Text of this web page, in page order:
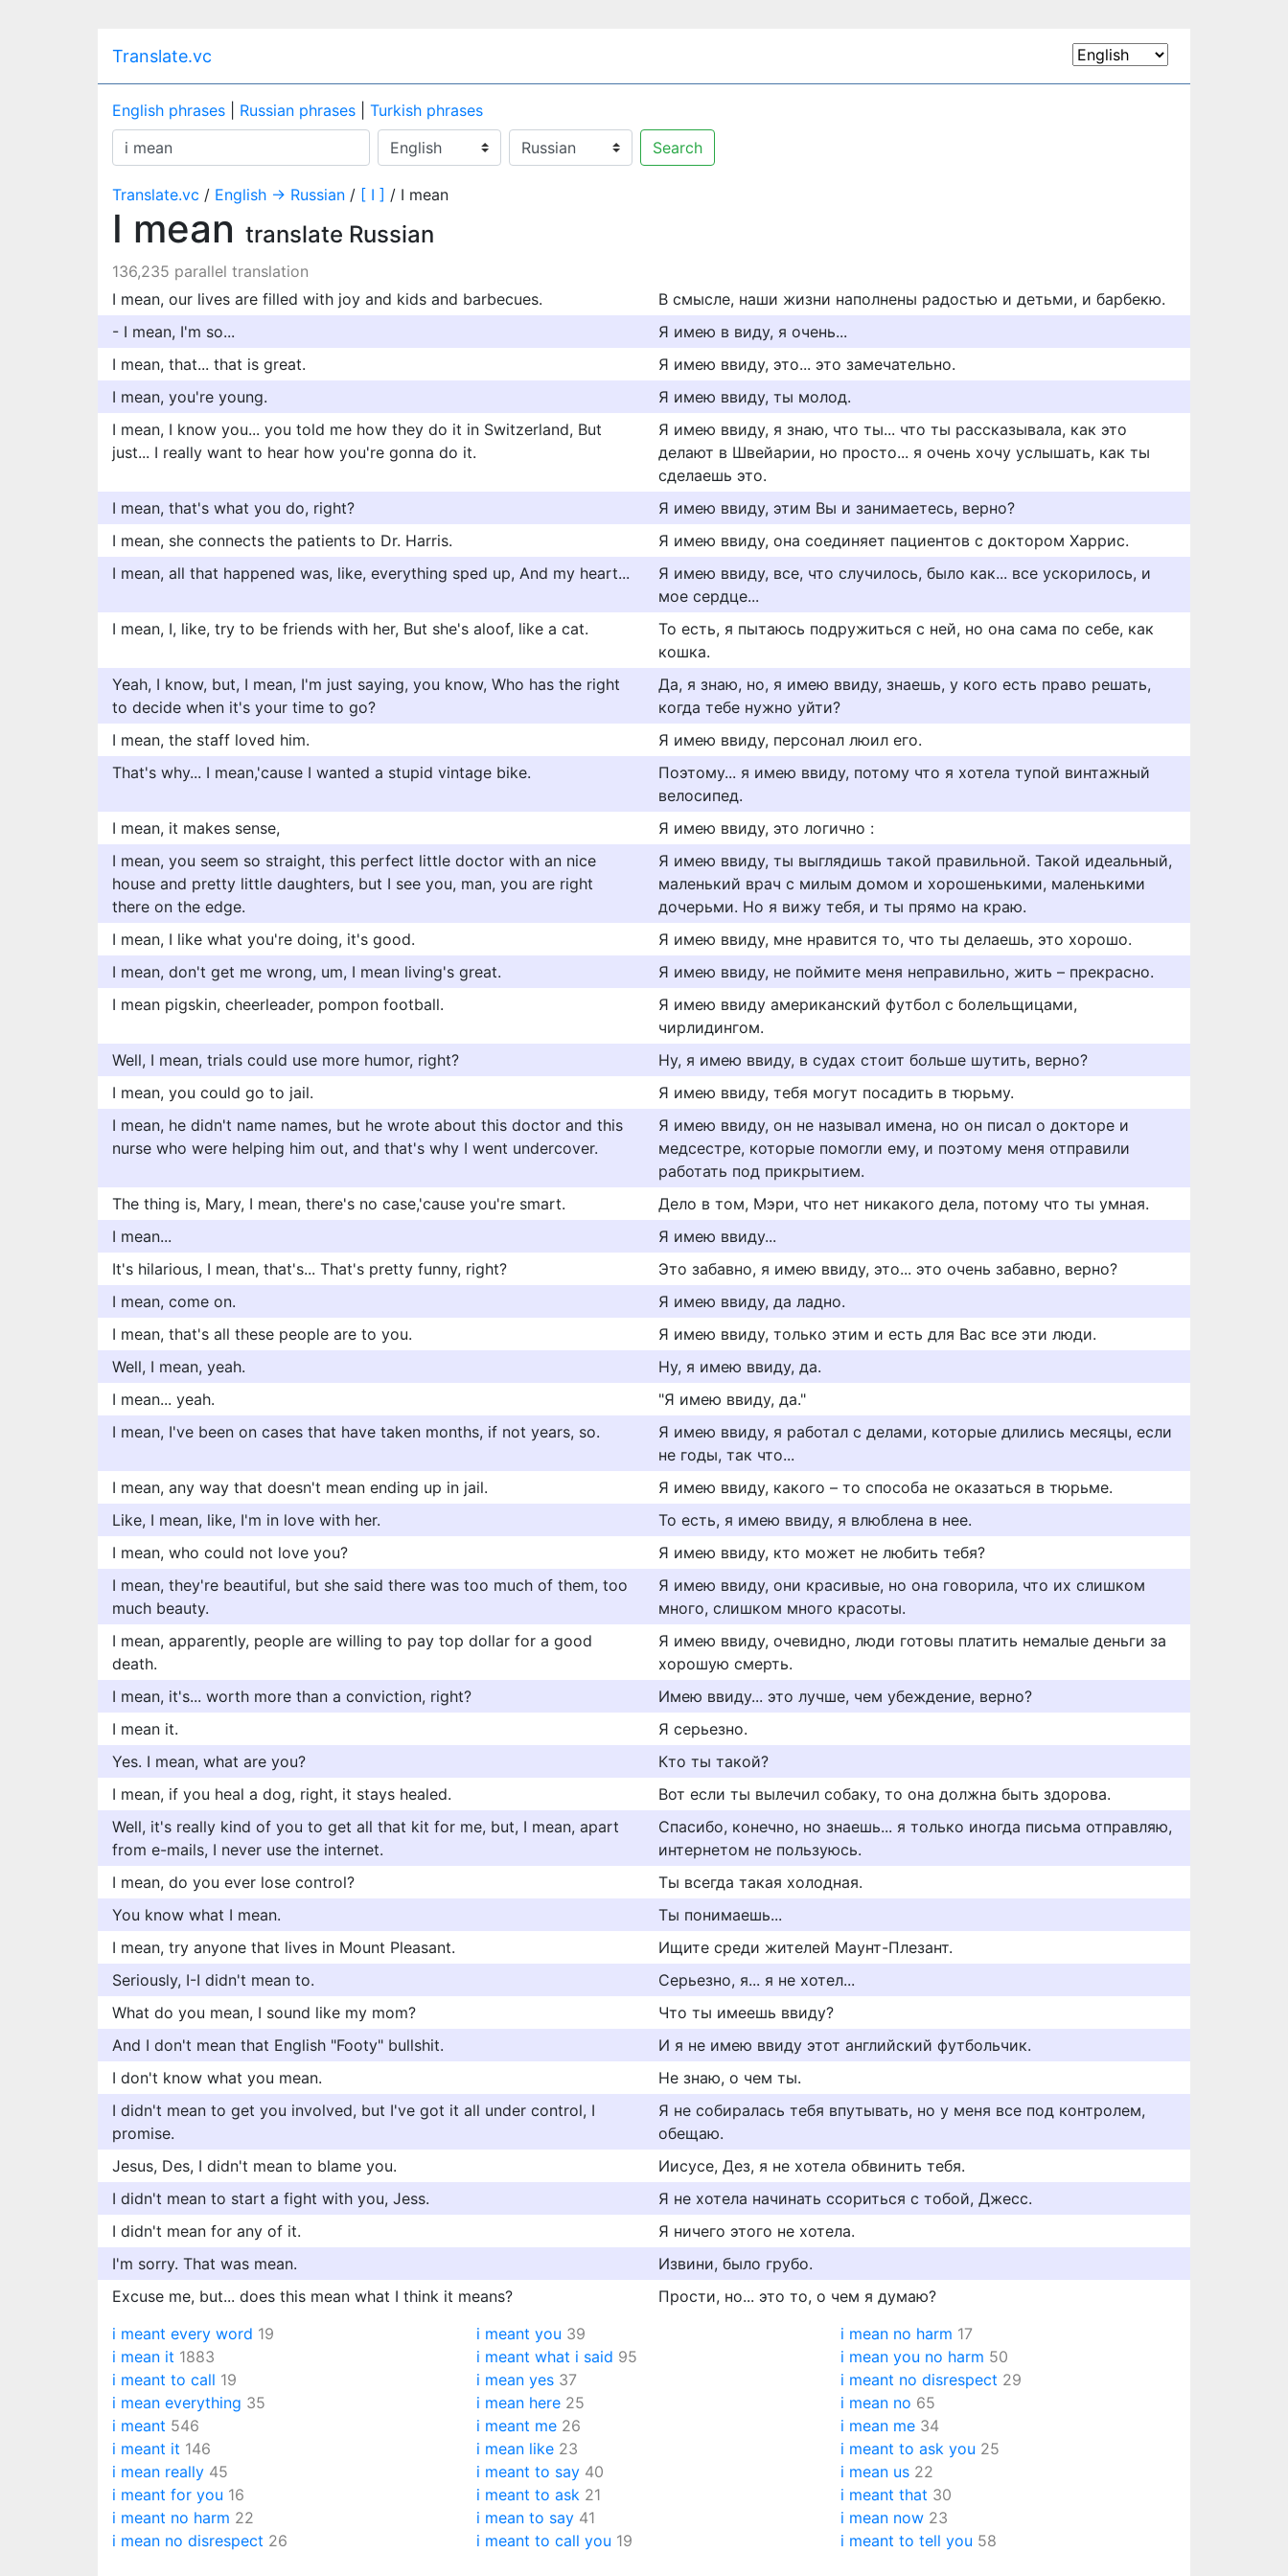
Translate.vc
English phrases Russian phrases
Turkish phrases
Search
Translate.vc / English → Russian / [ I ] / I mean
I mean translate Russian
136,235 parallel translation
I mean, our lives are filled with joy and kids and barbecues.
В смысле, наши жизни наполнены радостью и детьми, и барбекю.
- I mean, I'm so...
Я имею в виду, я очень...
I mean, that... that is great.
Я имею ввиду, это... это замечательно.
I mean, you're young.
Я имею ввиду, ты молод.
I mean, I know you... you told me how they do it in Switzerland, But
just... I really want to hear how you're gonna do it.
Я имею ввиду, я знаю, что ты... что ты рассказывала, как это
делают в Швейарии, но просто... я очень хочу услышать, как ты
сделаешь это.
I mean, that's what you do, right?
Я имею ввиду, этим Вы и занимаетесь, верно?
I mean, she connects the patients to Dr. Harris.
Я имею ввиду, она соединяет пациентов с доктором Харрис.
I mean, all that happened was, like, everything sped up, And my heart...
Я имею ввиду, все, что случилось, было как... все ускорилось, и
мое сердце...
I mean, I, like, try to be friends with her, But she's aloof, like a cat.
То есть, я пытаюсь подружиться с ней, но она сама по себе, как
кошка.
Yeah, I know, but, I mean, I'm just saying, you know, Who has the right
to decide when it's your time to go?
Да, я знаю, но, я имею ввиду, знаешь, у кого есть право решать,
когда тебе нужно уйти?
I mean, the staff loved him.
Я имею ввиду, персонал люил его.
That's why... I mean,'cause I wanted a stupid vintage bike.
Поэтому... я имею ввиду, потому что я хотела тупой винтажный
велосипед.
I mean, it makes sense,
Я имею ввиду, это логично :
I mean, you seem so straight, this perfect little doctor with an nice
house and pretty little daughters, but I see you, man, you are right
there on the edge.
Я имею ввиду, ты выглядишь такой правильной. Такой идеальный,
маленький врач с милым домом и хорошенькими, маленькими
дочерьми. Но я вижу тебя, и ты прямо на краю.
I mean, I like what you're doing, it's good.
Я имею ввиду, мне нравится то, что ты делаешь, это хорошо.
I mean, don't get me wrong, um, I mean living's great.
Я имею ввиду, не поймите меня неправильно, жить – прекрасно.
I mean pigskin, cheerleader, pompon football.
Я имею ввиду американский футбол с болельщицами,
чирлидингом.
Well, I mean, trials could use more humor, right?
Ну, я имею ввиду, в судах стоит больше шутить, верно?
I mean, you could go to jail.
Я имею ввиду, тебя могут посадить в тюрьму.
I mean, he didn't name names, but he wrote about this doctor and this
nurse who were helping him out, and that's why I went undercover.
Я имею ввиду, он не называл имена, но он писал о докторе и
медсестре, которые помогли ему, и поэтому меня отправили
работать под прикрытием.
The thing is, Mary, I mean, there's no case,'cause you're smart.
Дело в том, Мэри, что нет никакого дела, потому что ты умная.
I mean...
Я имею ввиду...
It's hilarious, I mean, that's... That's pretty funny, right?
Это забавно, я имею ввиду, это... это очень забавно, верно?
I mean, come on.
Я имею ввиду, да ладно.
I mean, that's all these people are to you.
Я имею ввиду, только этим и есть для Вас все эти люди.
Well, I mean, yeah.
Ну, я имею ввиду, да.
I mean... yeah.
"Я имею ввиду, да."
I mean, I've been on cases that have taken months, if not years, so.
Я имею ввиду, я работал с делами, которые длились месяцы, если
не годы, так что...
I mean, any way that doesn't mean ending up in jail.
Я имею ввиду, какого – то способа не оказаться в тюрьме.
Like, I mean, like, I'm in love with her.
То есть, я имею ввиду, я влюблена в нее.
I mean, who could not love you?
Я имею ввиду, кто может не любить тебя?
I mean, they're beautiful, but she said there was too much of them, too
much beauty.
Я имею ввиду, они красивые, но она говорила, что их слишком
много, слишком много красоты.
I mean, apparently, people are willing to pay top dollar for a good
death.
Я имею ввиду, очевидно, люди готовы платить немалые деньги за
хорошую смерть.
I mean, it's... worth more than a conviction, right?
Имею ввиду... это лучше, чем убеждение, верно?
I mean it.
Я серьезно.
Yes. I mean, what are you?
Кто ты такой?
I mean, if you heal a dog, right, it stays healed.
Вот если ты вылечил собаку, то она должна быть здорова.
Well, it's really kind of you to get all that kit for me, but, I mean, apart
from e-mails, I never use the internet.
Спасибо, конечно, но знаешь... я только иногда письма отправляю,
интернетом не пользуюсь.
I mean, do you ever lose control?
Ты всегда такая холодная.
You know what I mean.
Ты понимаешь...
I mean, try anyone that lives in Mount Pleasant.
Ищите среди жителей Маунт-Плезант.
Seriously, I-I didn't mean to.
Серьезно, я... я не хотел...
What do you mean, I sound like my mom?
Что ты имеешь ввиду?
And I don't mean that English "Footy" bullshit.
И я не имею ввиду этот английский футбольчик.
I don't know what you mean.
Не знаю, о чем ты.
I didn't mean to get you involved, but I've got it all under control, I
promise.
Я не собиралась тебя впутывать, но у меня все под контролем,
обещаю.
Jesus, Des, I didn't mean to blame you.
Иисусе, Дез, я не хотела обвинить тебя.
I didn't mean to start a fight with you, Jess.
Я не хотела начинать ссориться с тобой, Джесс.
I didn't mean for any of it.
Я ничего этого не хотела.
I'm sorry. That was mean.
Извини, было грубо.
Excuse me, but... does this mean what I think it means?
Прости, но... это то, о чем я думаю?
i meant every word 19
i mean it 1883
i meant to call 19
i mean everything 35
i meant 546
i meant it 146
i mean really 45
i meant for you 16
i meant no harm 22
i mean no disrespect 26
i meant you 39
i meant what i said 95
i mean yes 37
i mean here 25
i meant me 26
i mean like 23
i meant to say 40
i meant to ask 21
i mean to say 41
i meant to call you 19
i mean no harm 17
i mean you no harm 50
i meant no disrespect 29
i mean no 65
i mean me 34
i meant to ask you 25
i mean us 22
i meant that 30
i mean now 23
i meant to tell you 58